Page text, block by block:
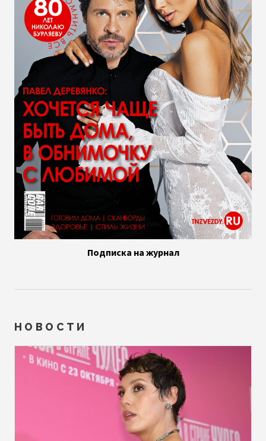
Подписка на журнал
НОВОСТИ